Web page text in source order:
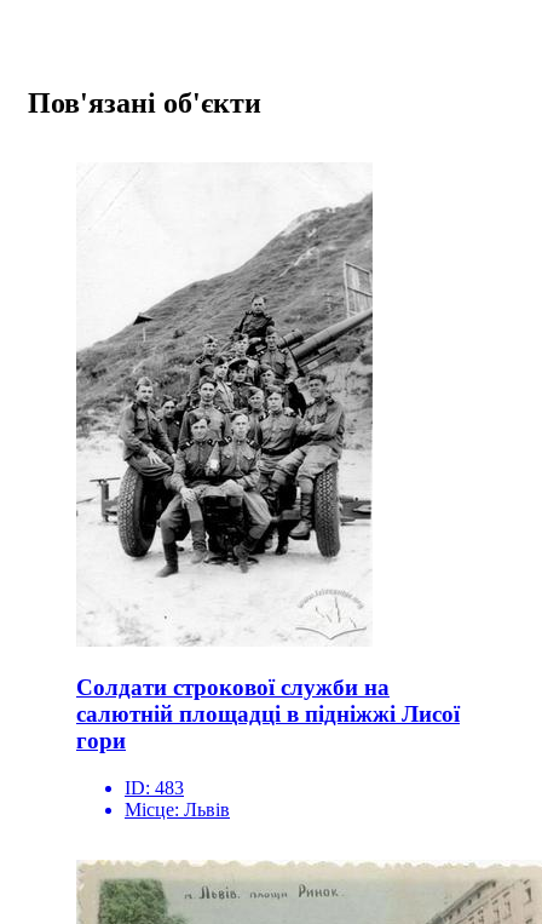
Пов'язані об'єкти
Солдати строкової служби на
салютній площадці в підніжжі Лисої
гори
ID: 483
Місце: Львів